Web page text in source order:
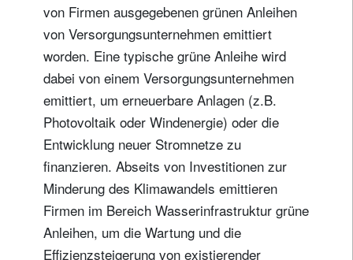
von Firmen ausgegebenen grünen Anleihen
von Versorgungsunternehmen emittiert
worden. Eine typische grüne Anleihe wird
dabei von einem Versorgungsunternehmen
emittiert, um erneuerbare Anlagen (z.B.
Photovoltaik oder Windenergie) oder die
Entwicklung neuer Stromnetze zu
finanzieren. Abseits von Investitionen zur
Minderung des Klimawandels emittieren
Firmen im Bereich Wasserinfrastruktur grüne
Anleihen, um die Wartung und die
Effizienzsteigerung von existierender
Newsletter abonnieren
Email
Titel Vorname
Name